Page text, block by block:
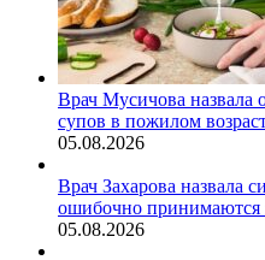
Врач Мусичова назвала
супов в пожилом
05.08.2026
Врач Захарова назвала
ошибочно принимаются
05.08.2026